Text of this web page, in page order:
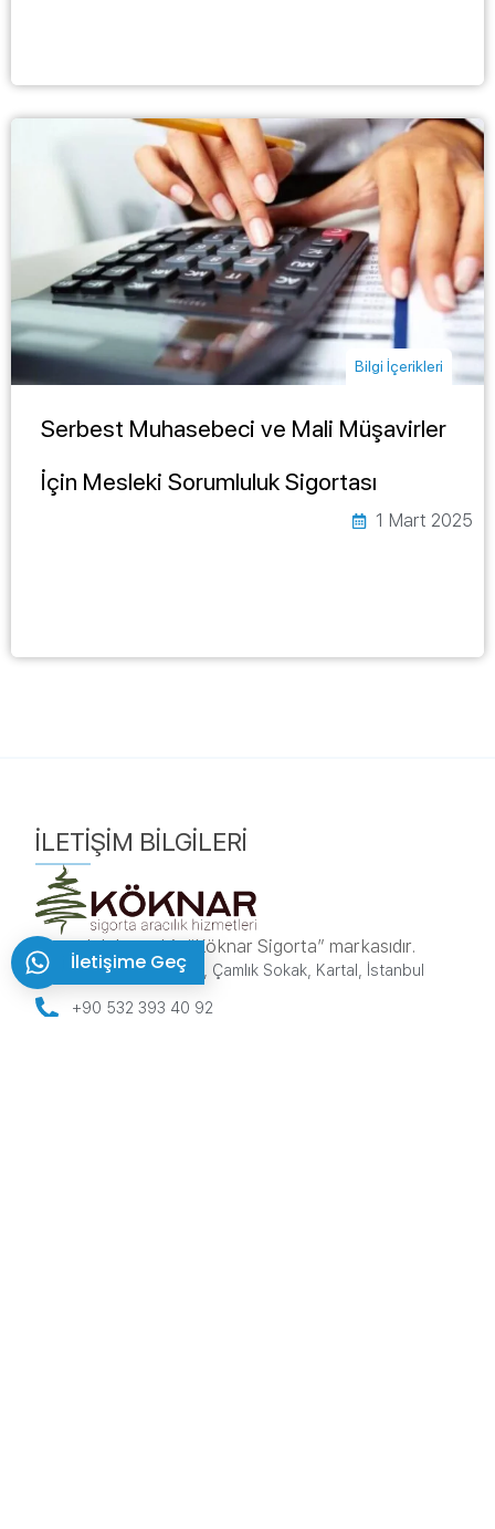
Bilgi İçerikleri
Serbest Muhasebeci ve Mali Müşavirler
İçin Mesleki Sorumluluk Sigortası
1 Mart 2025
İLETIŞIM BILGILERI
sorumluluk.net bir “Köknar Sigorta” markasıdır.
Karlıktepe, 1A/270, Çamlık Sokak, Kartal, İstanbul
+90 532 393 40 92
İletişime Geç